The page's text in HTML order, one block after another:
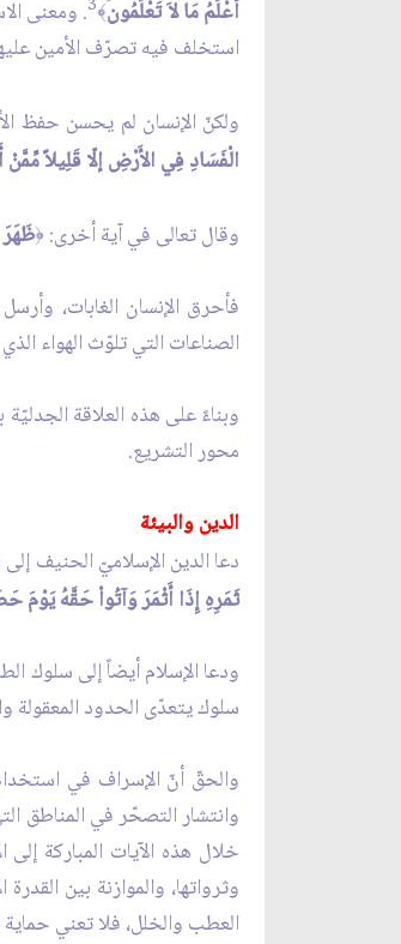
أَعْلَمُ مَا لاَ تَعْلَمُون﴾3. ومعنى
استخلف فيه تصرّف الأمين
ولكنّ الإنسان لم يحسن حفظ
الْفَسَادِ فِي الأَرْضِ إلّا قَلِيلاً
وقال تعالى في آية أخرى: ﴿ظَهَرَ
فأحرق الإنسان الغابات،
الصناعات التي تلوّث الهواء
وبناءً على هذه العلاقة
محور التشريع.
الدين والبيئة
دعا الدين الإسلاميّ الحنيف
ثَمَرِهِ إِذَا أَثْمَرَ وَآتُواْ حَقَّهُ يَوْمَ
ودعا الإسلام أيضاً إلى سلوك
سلوك يتعدّى الحدود المعقولة
والحقّ أنّ الإسراف في
وانتشار التصحّر في المناطق
خلال هذه الآيات المباركة
وثرواتها، والموازنة بين
العطب والخلل، فلا تعني حماية